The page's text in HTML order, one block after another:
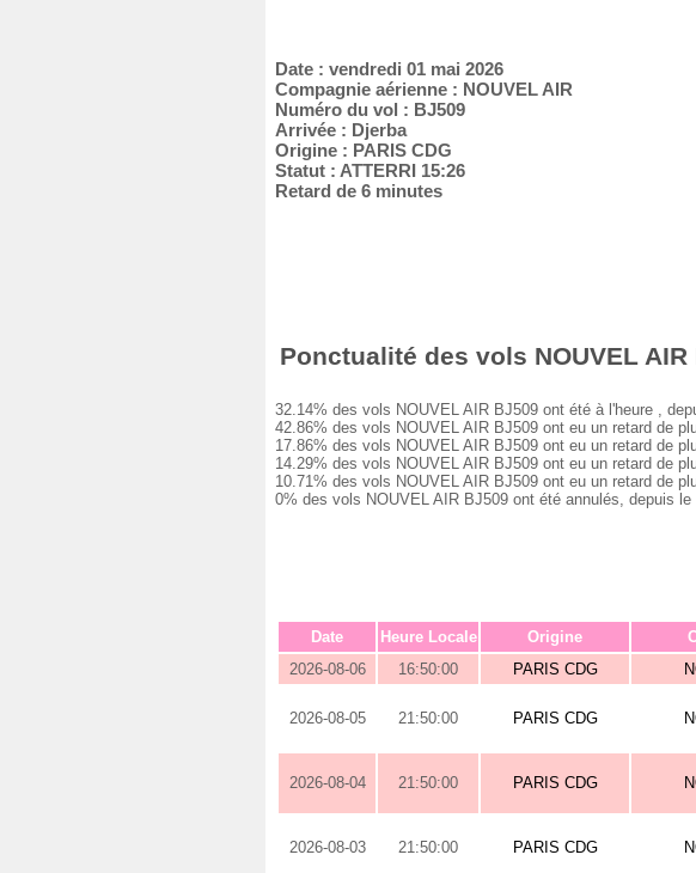
Date : vendredi 01 mai 2026
Compagnie aérienne : NOUVEL AIR
Numéro du vol : BJ509
Arrivée : Djerba
Origine : PARIS CDG
Statut : ATTERRI 15:26
Retard de 6 minutes
Ponctualité des vols NOUVEL
32.14% des vols NOUVEL AIR BJ509 ont été à l'heure ,
42.86% des vols NOUVEL AIR BJ509 ont eu un retard de
17.86% des vols NOUVEL AIR BJ509 ont eu un retard de
14.29% des vols NOUVEL AIR BJ509 ont eu un retard de
10.71% des vols NOUVEL AIR BJ509 ont eu un retard de
0% des vols NOUVEL AIR BJ509 ont été annulés, depuis
Date Heure Locale Origine
2026-08-06
16:50:00 PARIS CDG
2026-08-05 21:50:00 PARIS CDG
2026-08-04 21:50:00 PARIS CDG
2026-08-03 21:50:00 PARIS CDG